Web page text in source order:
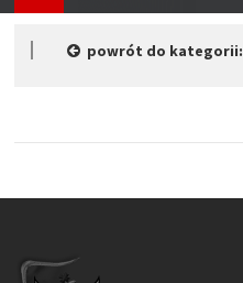
powrót do kategorii: